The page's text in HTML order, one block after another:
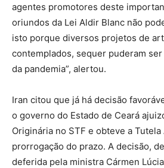
agentes promotores deste
oriundos da Lei Aldir Blanc não
isto porque diversos projetos de
contemplados, sequer puderam
da pandemia”, alertou.
Iran citou que já há decisão
o governo do Estado de Ceará
Originária no STF e obteve a
prorrogação do prazo. A decisão,
deferida pela ministra Cármen